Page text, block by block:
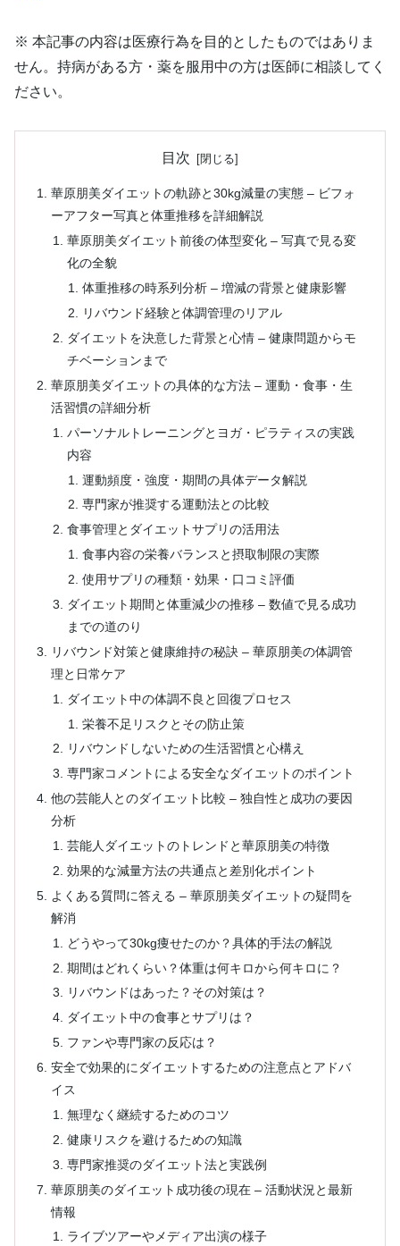
※ 本記事の内容は医療行為を目的としたものではありま
せん。持病がある方・薬を服用中の方は医師に相談してく
ださい。
目次
華原朋美ダイエットの軌跡と30kg減量の実態 – ビフォ
ーアフター写真と体重推移を詳細解説
華原朋美ダイエット前後の体型変化 – 写真で見る変
化の全貌
体重推移の時系列分析 – 増減の背景と健康影響
リバウンド経験と体調管理のリアル
ダイエットを決意した背景と心情 – 健康問題からモ
チベーションまで
華原朋美ダイエットの具体的な方法 – 運動・食事・生
活習慣の詳細分析
パーソナルトレーニングとヨガ・ピラティスの実践
内容
運動頻度・強度・期間の具体データ解説
専門家が推奨する運動法との比較
食事管理とダイエットサプリの活用法
食事内容の栄養バランスと摂取制限の実際
使用サプリの種類・効果・口コミ評価
ダイエット期間と体重減少の推移 – 数値で見る成功
までの道のり
リバウンド対策と健康維持の秘訣 – 華原朋美の体調管
理と日常ケア
ダイエット中の体調不良と回復プロセス
栄養不足リスクとその防止策
リバウンドしないための生活習慣と心構え
専門家コメントによる安全なダイエットのポイント
他の芸能人とのダイエット比較 – 独自性と成功の要因
分析
芸能人ダイエットのトレンドと華原朋美の特徴
効果的な減量方法の共通点と差別化ポイント
よくある質問に答える – 華原朋美ダイエットの疑問を
解消
どうやって30kg痩せたのか？具体的手法の解説
期間はどれくらい？体重は何キロから何キロに？
リバウンドはあった？その対策は？
ダイエット中の食事とサプリは？
ファンや専門家の反応は？
安全で効果的にダイエットするための注意点とアドバ
イス
無理なく継続するためのコツ
健康リスクを避けるための知識
専門家推奨のダイエット法と実践例
華原朋美のダイエット成功後の現在 – 活動状況と最新
情報
ライブツアーやメディア出演の様子